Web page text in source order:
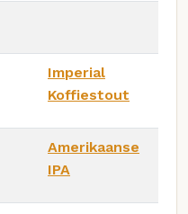
Imperial
Koffiestout
Amerikaanse
IPA